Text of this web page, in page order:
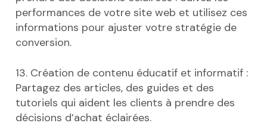
performances de votre site web et utilisez ces
informations pour ajuster votre stratégie de
conversion.
13. Création de contenu éducatif et informatif :
Partagez des articles, des guides et des
tutoriels qui aident les clients à prendre des
décisions d’achat éclairées.